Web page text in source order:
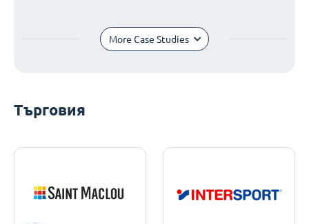
More Case Studies
Търговия